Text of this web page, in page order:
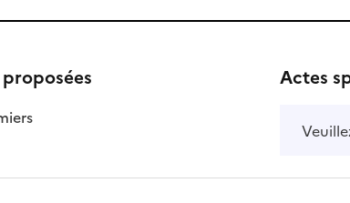
: disponible
: non disponible
Actes